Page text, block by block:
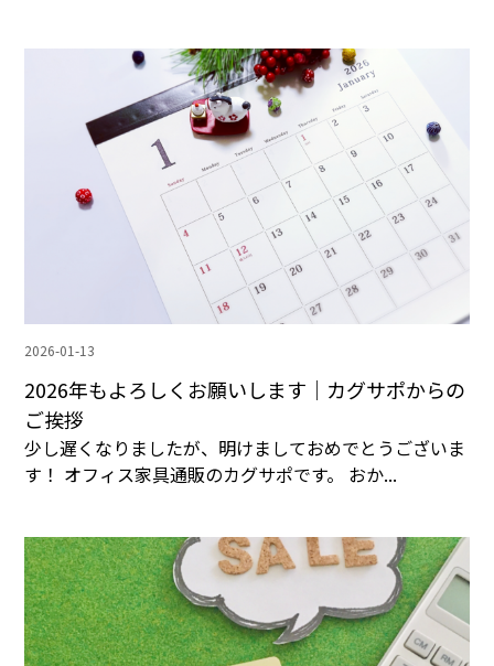
2026-01-13
2026年もよろしくお願いします｜カグサポからの
ご挨拶
少し遅くなりましたが、明けましておめでとうございま
す！ オフィス家具通販のカグサポです。 おか...